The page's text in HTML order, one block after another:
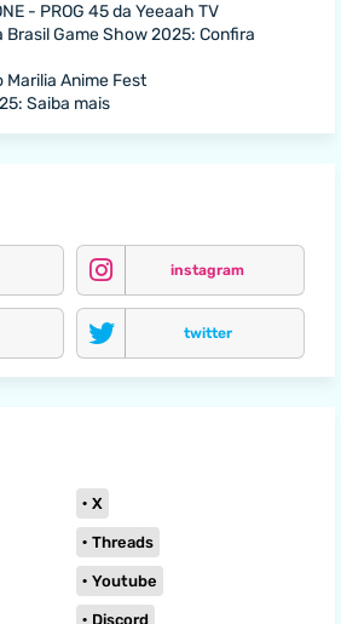
- PROG 45 da Yeeaah TV
Brasil Game Show 2025: Confira
Marilia Anime Fest
Saiba mais
instagram
twitter
X
Threads
Youtube
Discord